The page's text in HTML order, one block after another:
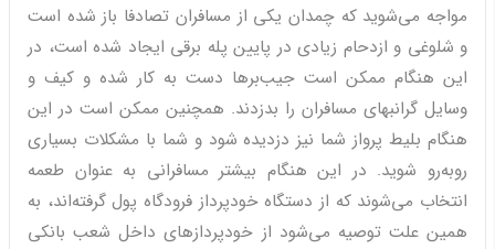
مواجه می‌شوید که چمدان یکی از مسافران تصادفا باز شده است
و شلوغی و ازدحام زیادی در پایین پله برقی ایجاد شده است، در
این هنگام ممکن است جیب‌برها دست به کار شده و کیف و
وسایل گرانبهای مسافران را بدزدند. همچنین ممکن است در این
هنگام بلیط پرواز شما نیز دزدیده شود و شما با مشکلات بسیاری
روبه‌رو شوید. در این هنگام بیشتر مسافرانی به عنوان طعمه
انتخاب می‌شوند که از دستگاه خودپرداز فرودگاه پول گرفته‌اند، به
همین علت توصیه می‌شود از خودپردازهای داخل شعب بانکی